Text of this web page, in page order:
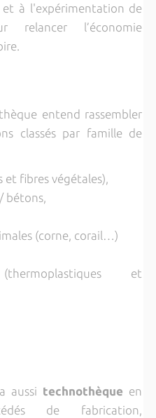
et à l'expérimentation de
relancer l’économie
entend rassembler
classés par famille de
et fibres végétales),
bétons,
(corne, corail…)
et
aussi technothèque en
de fabrication,